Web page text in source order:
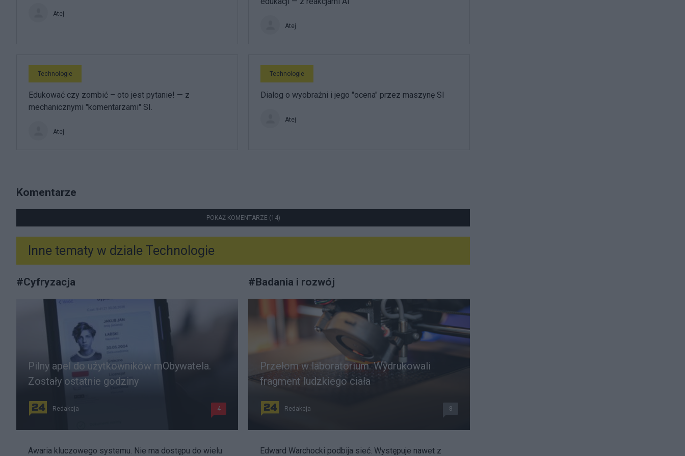
Atej
Atej
Technologie
Edukować czy zombić – oto jest pytanie! — z
mechanicznymi "komentarzami" SI.
Atej
Technologie
Dialog o wyobraźni i jego "ocena" przez maszynę SI
Atej
Komentarze
POKAŻ KOMENTARZE (14)
Inne tematy w dziale Technologie
#Cyfryzacja
Pilny apel do użytkowników mObywatela.
Zostały ostatnie godziny
Redakcja 4
Awaria kluczowego systemu. Nie ma dostępu do wielu
#Badania i rozwój
Przełom w laboratorium. Wydrukowali
fragment ludzkiego ciała
Redakcja 8
Edward Warchocki podbija sieć. Występuje nawet z